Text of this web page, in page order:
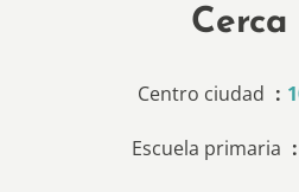
Cerca
Centro ciudad
Escuela primaria